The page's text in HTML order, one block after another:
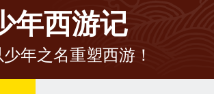
年西游记
少年之名重塑西游！